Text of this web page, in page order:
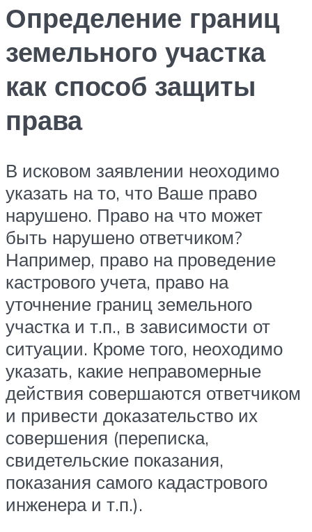
Определение границ
земельного участка
как способ защиты
права
В исковом заявлении неоходимо
указать на то, что Ваше право
нарушено. Право на что может
быть нарушено ответчиком?
Например, право на проведение
кастрового учета, право на
уточнение границ земельного
участка и т.п., в зависимости от
ситуации. Кроме того, неоходимо
указать, какие неправомерные
действия совершаются ответчиком
и привести доказательство их
совершения (переписка,
свидетельские показания,
показания самого кадастрового
инженера и т.п.).